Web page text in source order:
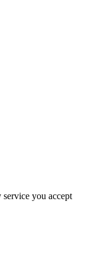
you accept